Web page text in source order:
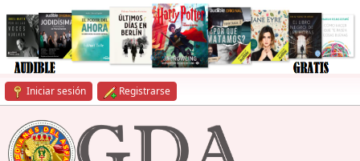
Iniciar sesión Registrarse